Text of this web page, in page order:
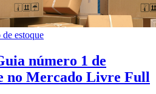
de estoque
número 1 de
no Mercado Livre Full